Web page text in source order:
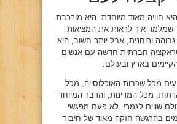
היא חוויה מאוד מיוחדת. היא מורכבת
שמלמד איך לראות את המציאות
ורוחנית, אבל יותר חשוב, היא
חברתית חדשה עם אנשים
בארץ ובעולם.
מכל שכבות האוכלוסייה, מכל
מכל המדינות, והדבר המיוחד
שווים לגמרי. לא פעם מפגשי
בהרגשה חזקה מאוד של חיבור